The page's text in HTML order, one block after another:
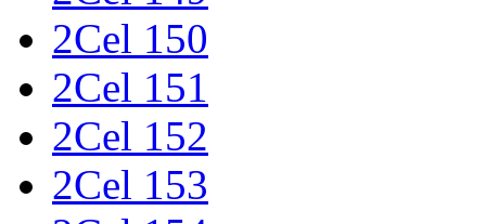
2Cel 150
2Cel 151
2Cel 152
2Cel 153